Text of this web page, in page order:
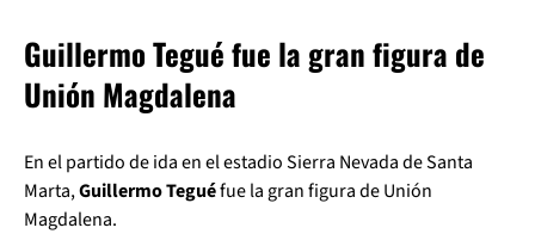
Guillermo Tegué fue la gran figura de
Unión Magdalena
En el partido de ida en el estadio Sierra Nevada de Santa
Marta,Guillermo Teguéfue la gran figura de Unión
Magdalena.